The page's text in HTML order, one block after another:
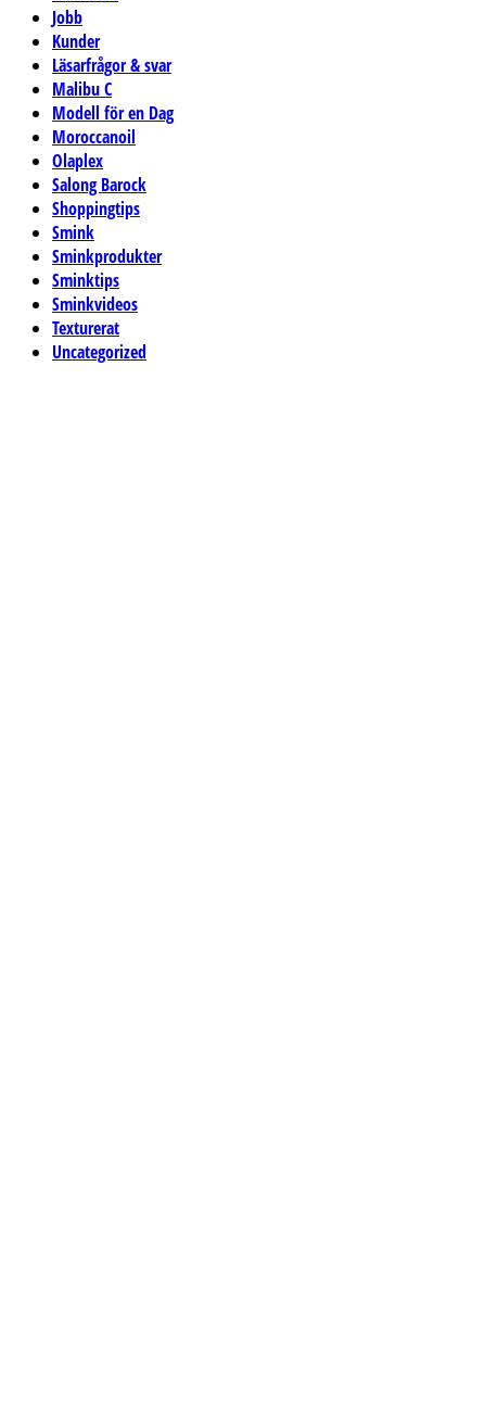
Jobb
Kunder
Läsarfrågor & svar
Malibu C
Modell för en Dag
Moroccanoil
Olaplex
Salong Barock
Shoppingtips
Smink
Sminkprodukter
Sminktips
Sminkvideos
Texturerat
Uncategorized